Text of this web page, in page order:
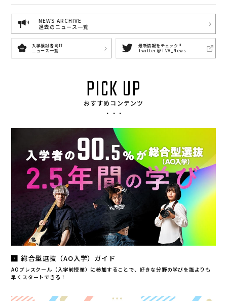
NEWS ARCHIVE
過去のニュース一覧
入学検討者向け
ニュース一覧
最新情報をチェック!!
Twitter @TVA_News
PICK UP
おすすめコンテンツ
総合型選抜（AO⼊学）ガイド
AOプレスクール（入学前授業）に参加することで、好きな分野の学びを誰よりも
早くスタートできる！